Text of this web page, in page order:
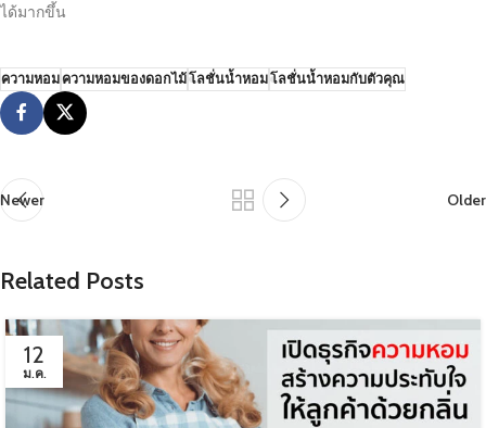
ได้มากขึ้น
ความหอมความหอมของดอกไม้โลชั่นน้ำหอมโลชั่นน้ำหอมกับตัวคุณ
Newer Older
Related Posts
12
ม.ค.